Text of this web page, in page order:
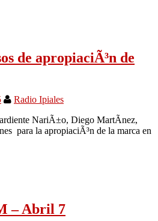
de apropiaciÃ³n de
Radio Ipiales
NariÃ±o, Diego MartÃ­nez,
para la apropiaciÃ³n de la marca en
– Abril 7